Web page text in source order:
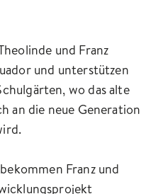
und Franz
und unterstützen
wo das alte
an die neue Generation
Franz und